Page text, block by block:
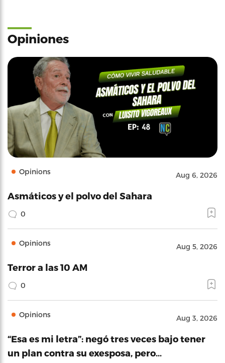
Opiniones
Opinions Aug 6, 2026
Asmáticos y el polvo del Sahara
0
Opinions Aug 5, 2026
Terror a las 10 AM
0
Opinions Aug 3, 2026
“Esa es mi letra”: negó tres veces bajo tener
un plan contra su exesposa, pero…